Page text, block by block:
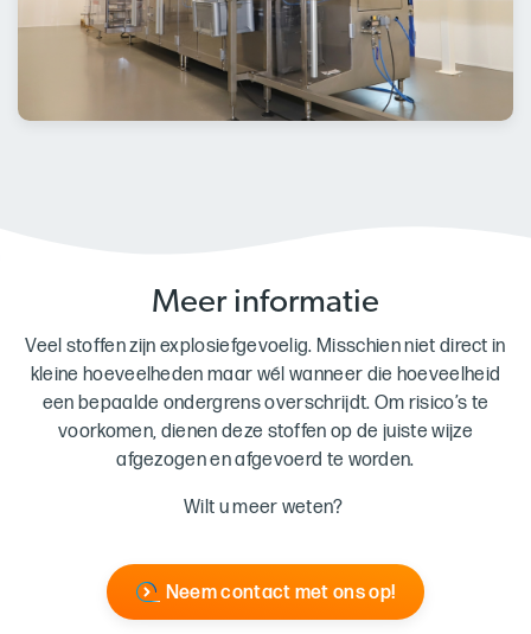
Meer informatie
Veel stoffen zijn explosiefgevoelig. Misschien niet direct in
kleine hoeveelheden maar wél wanneer die hoeveelheid
een bepaalde ondergrens overschrijdt. Om risico’s te
voorkomen, dienen deze stoffen op de juiste wijze
afgezogen en afgevoerd te worden.
Wilt u meer weten?
Neem contact met ons op!